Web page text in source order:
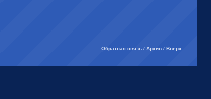
Обратная связь / Архив / Вверх